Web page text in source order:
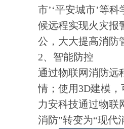
市’‘平安城市’等
候远程实现火灾报
公，大大提高消防
2、智能防控
通过物联网消防远
情；使用3D建模
力安科技通过物联
消防”转变为“现代